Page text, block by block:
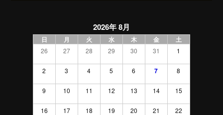
2026年 8月
日 月 火 水 木 金 土
26 27 28 29 30 31 1
2 3 4 5 6 7 8
9 10 11 12 13 14 15
16 17 18 19 20 21 22